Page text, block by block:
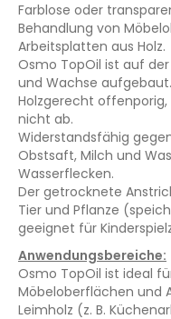
Farblose oder
Behandlung von
Arbeitsplatten aus Holz.
Osmo TopOil ist auf
und Wachse aufgebaut.
Holzgerecht
nicht ab.
Widerstandsfähig
Obstsaft, Milch und
Wasserflecken.
Der getrocknete
Tier und Pflanze
geeignet für
Anwendungsbereiche:
Osmo TopOil ist ideal
Möbeloberflächen und
Leimholz (z. B.